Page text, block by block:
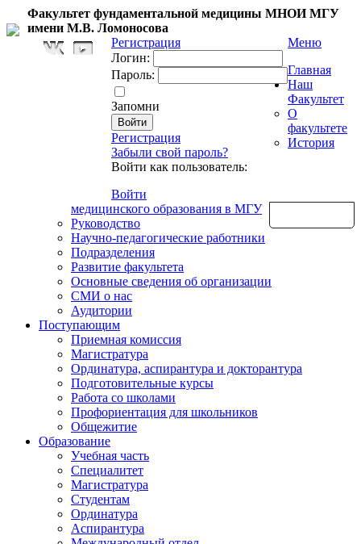
Факультет фундаментальной медицины МНОИ МГУ
имени М.В. Ломоносова
Регистрация
Логин:
Пароль:
Запомни
Регистрация
Забыли свой пароль?
Войти как пользователь:
Войти
Меню
Главная
Наш
Факультет
О
факультете
История
медицинского образования в МГУ
Руководство
Научно-педагогические работники
Подразделения
Развитие факультета
Основные сведения об организации
СМИ о нас
Аудитории
Поступающим
Приемная комиссия
Магистратура
Ординатура, аспирантура и докторантура
Подготовительные курсы
Работа со школами
Профориентация для школьников
Общежитие
Образование
Учебная часть
Специалитет
Магистратура
Студентам
Ординатура
Аспирантура